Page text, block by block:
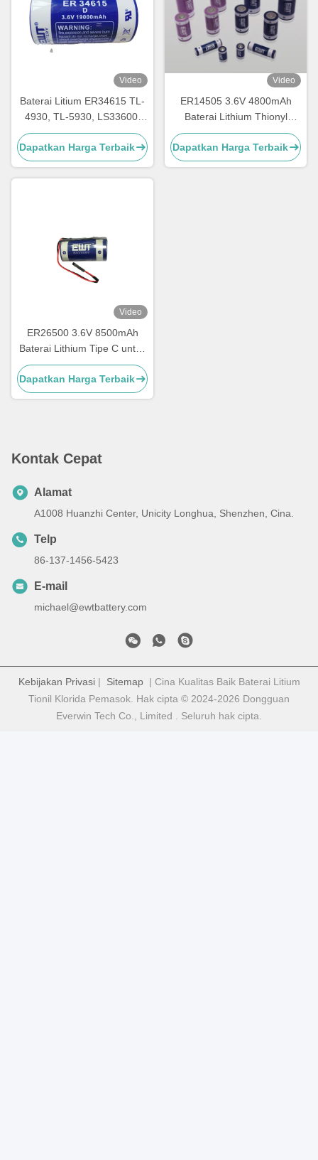
Video
Baterai Litium ER34615 TL-
4930, TL-5930, LS33600,
LS33600C, XL-200F, XL-
205F, SB-D01, SB-D02, PT-
2300
Dapatkan Harga Terbaik
Video
ER14505 3.6V 4800mAh
Baterai Lithium Thionyl
Chloride
Dapatkan Harga Terbaik
Video
ER26500 3.6V 8500mAh
Baterai Lithium Tipe C untuk
Perangkat IoT & Meters
Industri
Dapatkan Harga Terbaik
Kontak Cepat
Alamat
A1008 Huanzhi Center, Unicity Longhua, Shenzhen, Cina.
Telp
86-137-1456-5423
E-mail
michael@ewtbattery.com
Kebijakan Privasi| Sitemap| Cina Kualitas Baik Baterai Litium
Tionil Klorida Pemasok. Hak cipta © 2024-2026 Dongguan
Everwin Tech Co., Limited . Seluruh hak cipta.